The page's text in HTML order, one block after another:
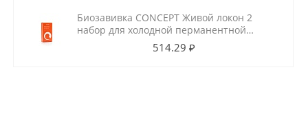
Биозавивка CONCEPT Живой локон 2
набор для холодной перманентной
завивки для ослабленных волос
514.29 ₽